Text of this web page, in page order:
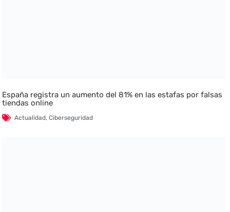
España registra un aumento del 81% en las estafas por falsas
tiendas online
Actualidad,Ciberseguridad